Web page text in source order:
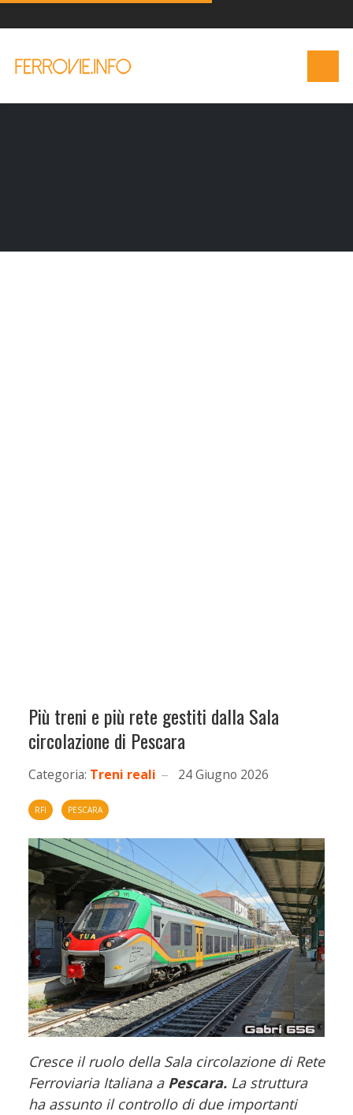
Più treni e più rete gestiti dalla Sala
circolazione di Pescara
Categoria: Treni reali 24 Giugno 2026
RFI PESCARA
Cresce il ruolo della Sala circolazione di Rete
Ferroviaria Italiana a Pescara. La struttura
ha assunto il controllo di due importanti